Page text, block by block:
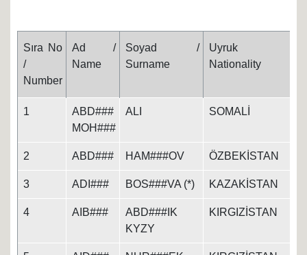
Sıra No
/
Number
Ad /
Name
Soyad /
Surname
Uyruk /
Nationality
1
ABD###
MOH###
ALI SOMALİ
2 ABD### HAM###OV ÖZBEKİSTAN
3 ADI### BOS###VA (*) KAZAKİSTAN
4 AIB###
ABD###IK
KYZY
KIRGIZİSTAN